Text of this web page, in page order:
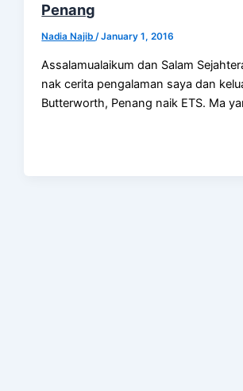
Penang
Nadia Najib/January 1, 2016
Assalamualaikum dan Salam
nak cerita pengalaman saya dan
Butterworth, Penang naik ETS. Ma